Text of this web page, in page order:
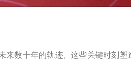
数十年的轨迹。这些关键时刻塑